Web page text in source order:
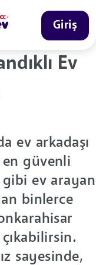
Giriş
Ev
ev arkadaşı
güvenli
gibi ev arayan
binlerce
sayesinde,